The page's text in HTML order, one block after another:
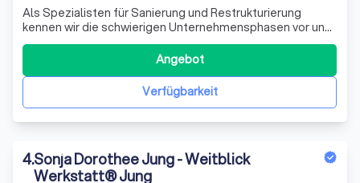
Als Spezialisten für Sanierung und Restrukturierung
kennen wir die schwierigen Unternehmensphasen vor und
während einer Insolvenz und zeigen unseren Mandanten
Verfügbarkeit
Angebot
4.Sonja Dorothee Jung - Weitblick
Werkstatt® Jung